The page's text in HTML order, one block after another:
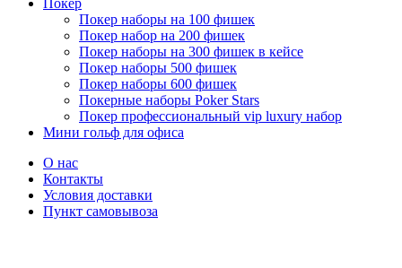
Покер наборы на 100 фишек
Покер набор на 200 фишек
Покер наборы на 300 фишек в кейсе
Покер наборы 500 фишек
Покер наборы 600 фишек
Покерные наборы Poker Stars
Покер профессиональный vip luxury набор
Мини гольф для офиса
О нас
Контакты
Условия доставки
Пункт самовывоза